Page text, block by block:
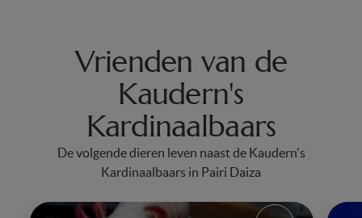
Vrienden van de
Kaudern's
Kardinaalbaars
De volgende dieren leven naast de Kaudern's
Kardinaalbaars in Pairi Daiza